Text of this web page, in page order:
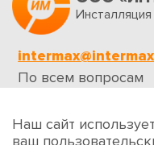
По всем вопросам
Обратная связь
Наш сайт
ваш